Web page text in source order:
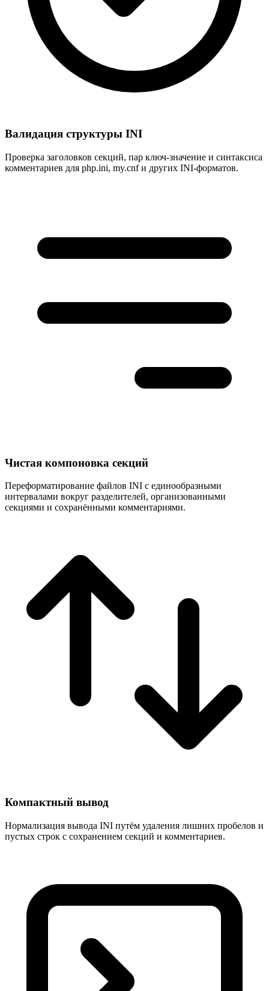
Валидация структуры INI
Проверка заголовков секций, пар ключ-значение и синтаксиса
комментариев для php.ini, my.cnf и других INI-форматов.
Чистая компоновка секций
Переформатирование файлов INI с единообразными
интервалами вокруг разделителей, организованными
секциями и сохранёнными комментариями.
Компактный вывод
Нормализация вывода INI путём удаления лишних пробелов и
пустых строк с сохранением секций и комментариев.